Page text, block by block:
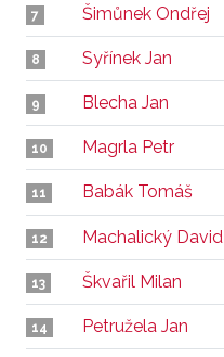
7 Šimůnek Ondřej
8 Syřínek Jan
9 Blecha Jan
10 Magrla Petr
11 Babák Tomáš
12 Machalický David
13 Škvařil Milan
14 Petružela Jan